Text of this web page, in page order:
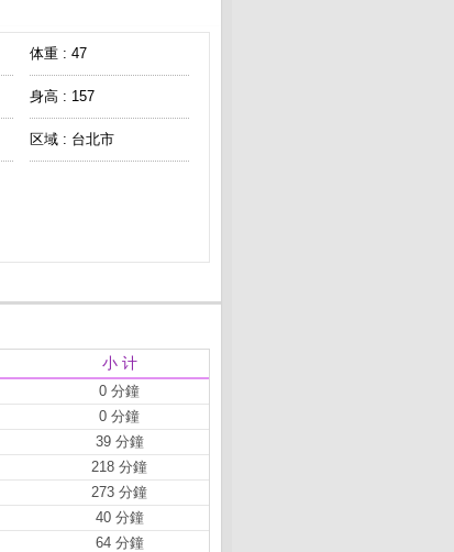
体重 : 47
身高 : 157
区域 : 台北市
小 计
0 分鐘
0 分鐘
39 分鐘
218 分鐘
273 分鐘
40 分鐘
64 分鐘